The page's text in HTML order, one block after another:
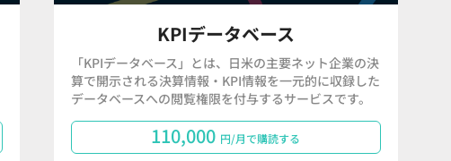
KPIデータベース
「KPIデータベース」とは、日米の主要ネット企業の決
算で開示される決算情報・KPI情報を一元的に収録した
データベースへの閲覧権限を付与するサービスです。
110,000 円/月で購読する